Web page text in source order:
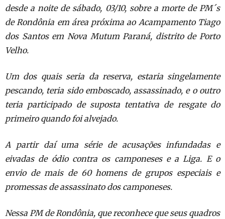
desde a noite de sábado, 03/10, sobre a morte de PM´s
de Rondônia em área próxima ao Acampamento Tiago
dos Santos em Nova Mutum Paraná, distrito de Porto
Velho.
Um dos quais seria da reserva, estaria singelamente
pescando, teria sido emboscado, assassinado, e o outro
teria participado de suposta tentativa de resgate do
primeiro quando foi alvejado.
A partir daí uma série de acusações infundadas e
eivadas de ódio contra os camponeses e a Liga. E o
envio de mais de 60 homens de grupos especiais e
promessas de assassinato dos camponeses.
Nessa PM de Rondônia, que reconhece que seus quadros